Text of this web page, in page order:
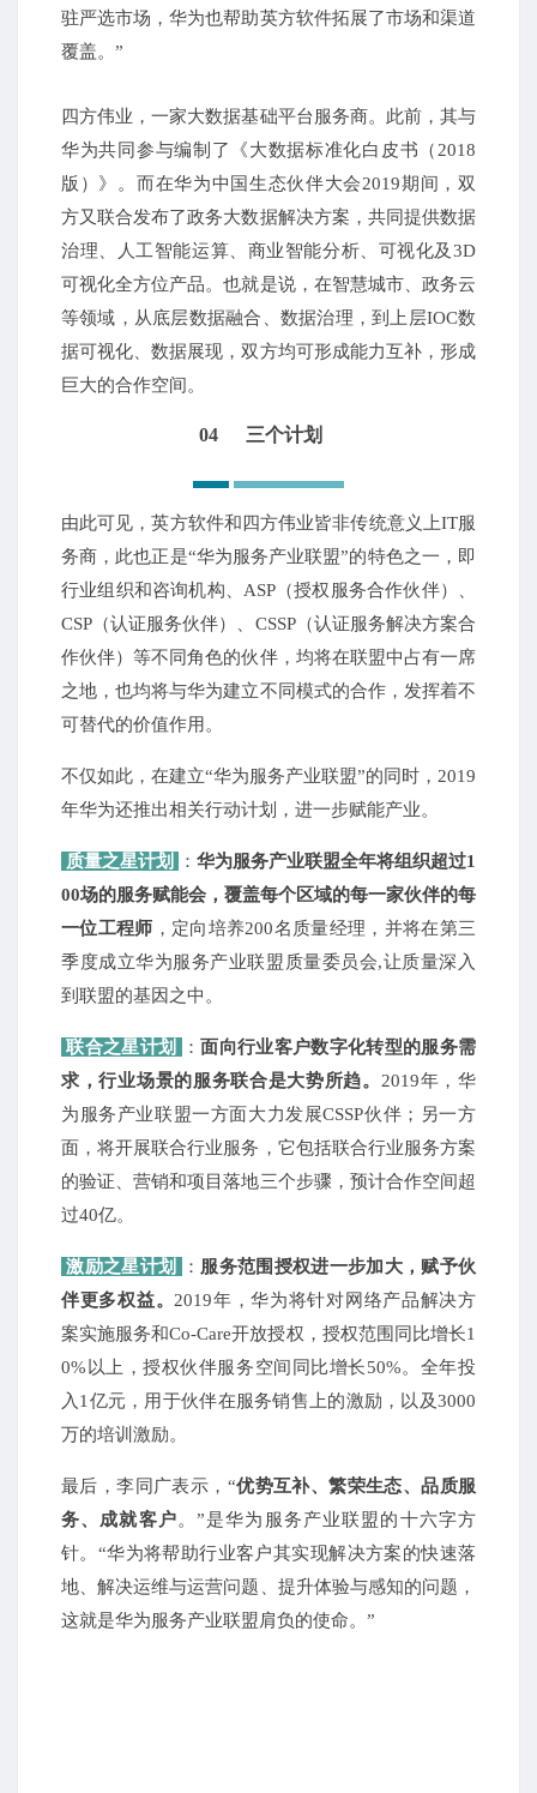
驻严选市场，华为也帮助英方软件拓展了市场和渠道
覆盖。”
四方伟业，一家大数据基础平台服务商。此前，其与
华为共同参与编制了《大数据标准化白皮书（2018
版）》。而在华为中国生态伙伴大会2019期间，双
方又联合发布了政务大数据解决方案，共同提供数据
治理、人工智能运算、商业智能分析、可视化及3D
可视化全方位产品。也就是说，在智慧城市、政务云
等领域，从底层数据融合、数据治理，到上层IOC数
据可视化、数据展现，双方均可形成能力互补，形成
巨大的合作空间。
04 三个计划
由此可见，英方软件和四方伟业皆非传统意义上IT服
务商，此也正是“华为服务产业联盟”的特色之一，即
行业组织和咨询机构、ASP（授权服务合作伙伴）、
CSP（认证服务伙伴）、CSSP（认证服务解决方案合
作伙伴）等不同角色的伙伴，均将在联盟中占有一席
之地，也均将与华为建立不同模式的合作，发挥着不
可替代的价值作用。
不仅如此，在建立“华为服务产业联盟”的同时，2019
年华为还推出相关行动计划，进一步赋能产业。
质量之星计划 ： 华为服务产业联盟全年将组织超过1
00场的服务赋能会，覆盖每个区域的每一家伙伴的每
一位工程师 ，定向培养200名质量经理，并将在第三
季度成立华为服务产业联盟质量委员会,让质量深入
到联盟的基因之中。
联合之星计划 ：面向行业客户数字化转型的服务需
求，行业场景的服务联合是大势所趋。 2019年，华
为服务产业联盟一方面大力发展CSSP伙伴；另一方
面，将开展联合行业服务，它包括联合行业服务方案
的验证、营销和项目落地三个步骤，预计合作空间超
过40亿。
激励之星计划 ： 服务范围授权进一步加大，赋予伙
伴更多权益。2019年，华为将针对网络产品解决方
案实施服务和Co-Care开放授权，授权范围同比增长1
0%以上，授权伙伴服务空间同比增长50%。全年投
入1亿元，用于伙伴在服务销售上的激励，以及3000
万的培训激励。
最后，李同广表示，“优势互补、繁荣生态、品质服
务、成就客户。”是华为服务产业联盟的十六字方
针。“华为将帮助行业客户其实现解决方案的快速落
地、解决运维与运营问题、提升体验与感知的问题，
这就是华为服务产业联盟肩负的使命。”